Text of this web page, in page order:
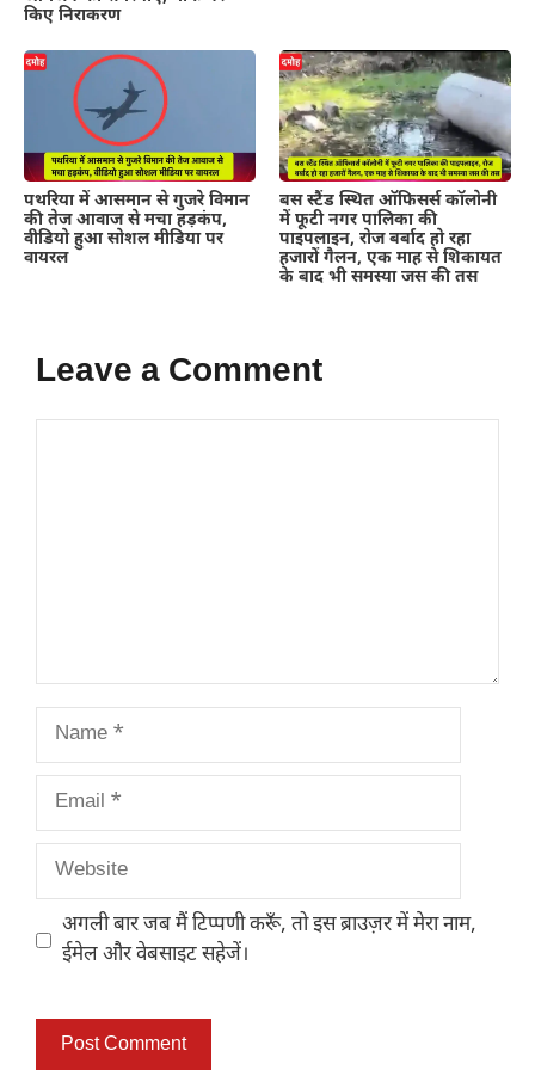
किए निराकरण
पथरिया में आसमान से गुजरे विमान
की तेज आवाज से मचा हड़कंप,
वीडियो हुआ सोशल मीडिया पर
वायरल
बस स्टैंड स्थित ऑफिसर्स कॉलोनी
में फूटी नगर पालिका की
पाइपलाइन, रोज बर्बाद हो रहा
हजारों गैलन, एक माह से शिकायत
के बाद भी समस्या जस की तस
Leave a Comment
Name
Email
Website
अगली बार जब मैं टिप्पणी करूँ, तो इस ब्राउज़र में मेरा नाम,
ईमेल और वेबसाइट सहेजें।